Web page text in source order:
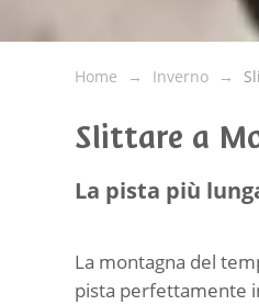
Home Inverno
Slittare a
La pista più
La montagna del
pista perfettamente